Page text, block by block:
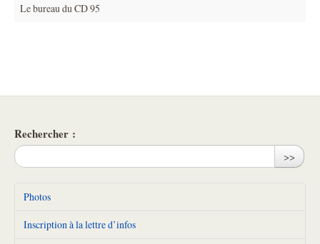
Le bureau du CD 95
Rechercher :
>>
Photos
Inscription à la lettre d’infos